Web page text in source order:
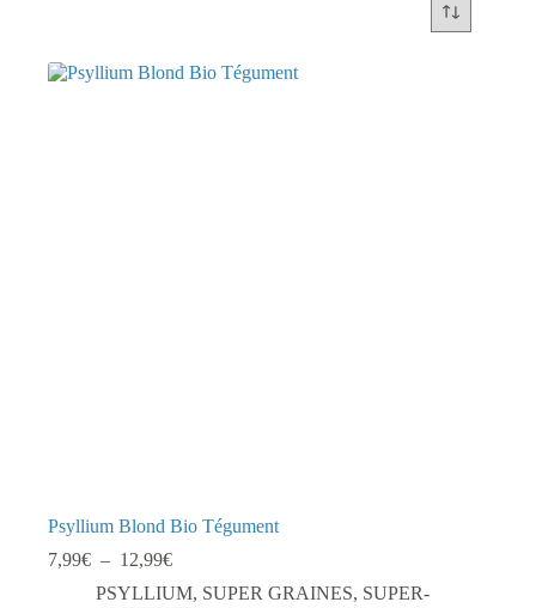
Psyllium Blond Bio Tégument
7,99€ – 12,99€Plage
prix :
PSYLLIUM, SUPER GRAINES, SUPER-